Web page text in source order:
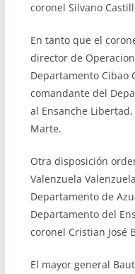
coronel Silvano
En tanto que el
director de
Departamento Cibao
comandante del
al Ensanche
Marte.
Otra disposición
Valenzuela
Departamento de
Departamento del
coronel Cristian José
El mayor general